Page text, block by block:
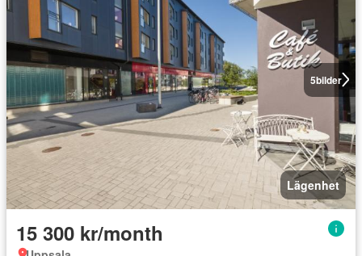
5bilder
Lägenhet
15 300 kr/month